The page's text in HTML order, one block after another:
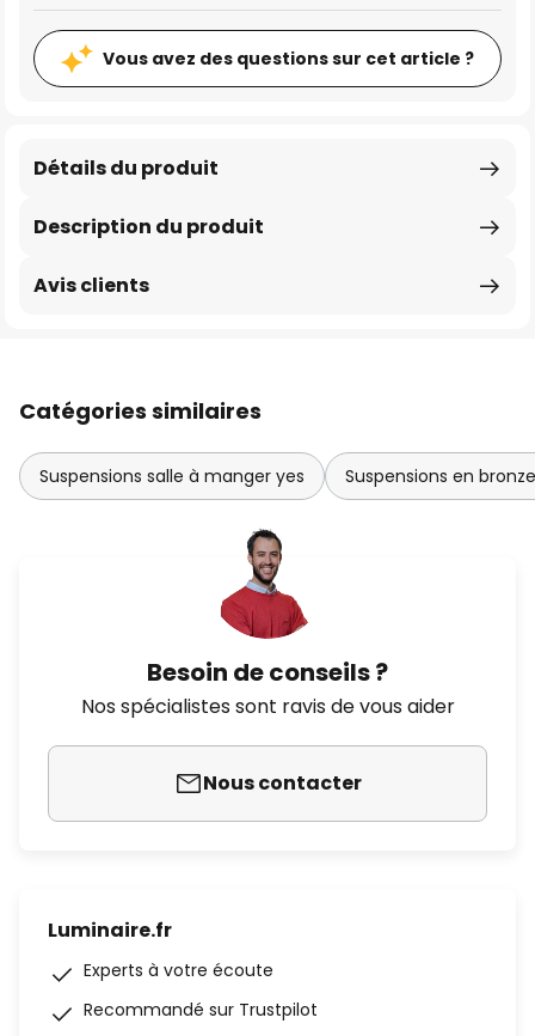
Vous avez des questions sur cet article ?
Description du produit
Détails du produit
Avis clients
Catégories similaires
Suspensions salle à manger yes Suspensions en
Besoin de conseils ?
Nos spécialistes sont ravis de vous aider
Nous contacter
Luminaire.fr
Experts à votre écoute
Recommandé sur Trustpilot